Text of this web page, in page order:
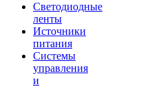
Светодиодные
ленты
Источники
питания
Системы
управления
и